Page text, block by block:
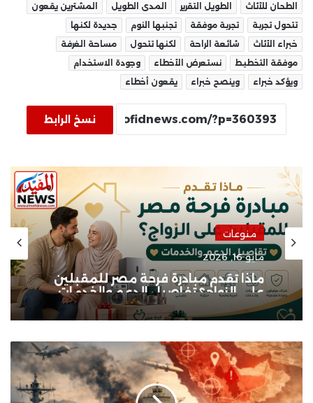
الطحان للأثاث
الطويل التقرير المدى الطويل
المشترين يقعون
تتحول تجربة
تجربة موفقة تجنبها النوم
جديدة لكنها
خبراء الأثاث
شائعة الراحة لكنها تتحول
مساحة الغرفة
موفقة التخطيط
نستعرض الأخطاء
وجودة الاستخدام
ويؤكد خبراء
وينصح خبراء يقعون أخطاء
نسخ الرابط
منوعات
مايو 16, 2026
ماذا تقدم مبادرة فرحة مصر للمقبلين
على الزواج؟ تفاصيل الدعم والخدمات
الملاحة
في
البحر
الأحمر